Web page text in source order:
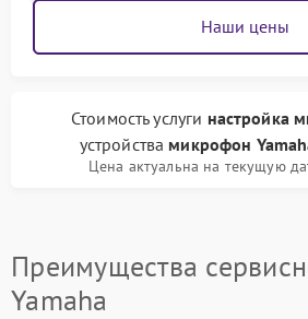
Наши цены
Стоимость услуги настройка
устройства микрофон
Цена актуальна на текущую
Преимущества
Yamaha